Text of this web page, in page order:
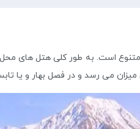
است. به طور کلی هتل های
می‌ رسد و در فصل بهار و یا